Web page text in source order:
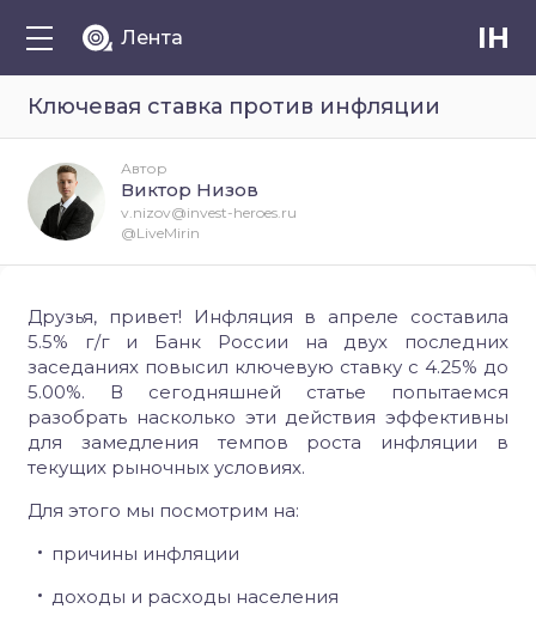
Лента IH
Ключевая ставка против инфляции
Друзья, привет! Инфляция в апреле составила
5.5% г/г и Банк России на двух последних
заседаниях повысил ключевую ставку с 4.25% до
5.00%. В сегодняшней статье попытаемся
разобрать насколько эти действия эффективны
для замедления темпов роста инфляции в
текущих рыночных условиях.
Для этого мы посмотрим на:
причины инфляции
доходы и расходы населения
Автор
Виктор Низов
v.nizov@invest-heroes.ru
@LiveMirin